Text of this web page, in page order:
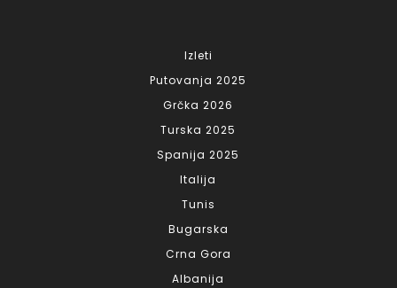
Izleti
Putovanja 2025
Grčka 2026
Turska 2025
Spanija 2025
Italija
Tunis
Bugarska
Crna Gora
Albanija